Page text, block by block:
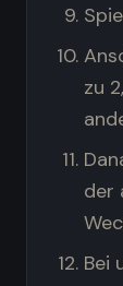
zu
der
Bei